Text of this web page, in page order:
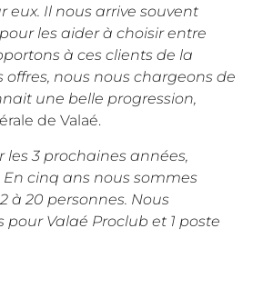
eux. Il nous arrive souvent
les aider à choisir entre
à ces clients de la
nous nous chargeons de
une belle progression,
de Valaé.
3 prochaines années,
cinq ans nous sommes
à 20 personnes. Nous
Valaé Proclub et 1 poste